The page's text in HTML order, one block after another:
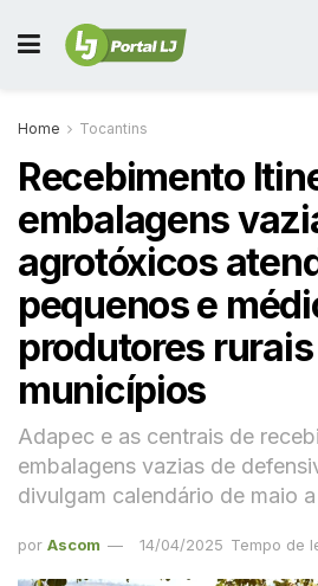
Home Tocantins
Recebimento
embalagens
agrotóxicos
pequenos e
produtores
municípios
Adapec e as centrais de
embalagens vazias de
divulgam calendário de maio
por Ascom 14/04/2025 Tempo de